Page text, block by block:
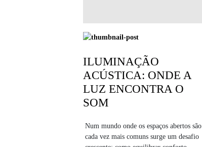
ILUMINAÇÃO
ACÚSTICA: ONDE A
LUZ ENCONTRA O
SOM
Num mundo onde os espaços abertos são
cada vez mais comuns surge um desafio